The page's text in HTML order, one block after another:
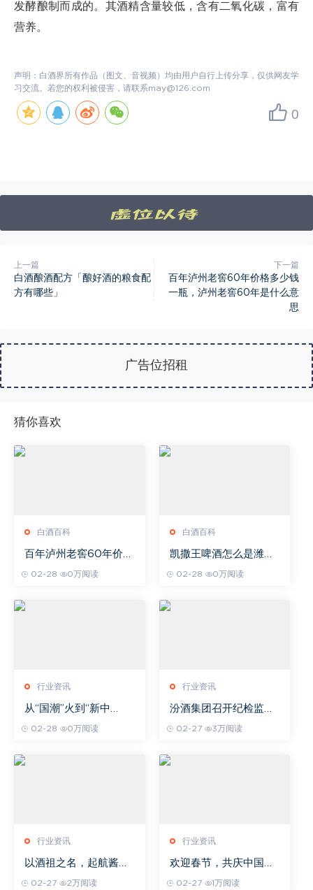
发酵酿制而成的。其酒精含量较低，含有二氧化碳，富有
营养。
声明：白酒界所有作品（图文、音视频）均由用户自行上传分享，仅供网友学
习交流。若您的权利被侵害，请联系may@126.com
0
上一篇
白酒酿酒配方「酿好酒的粮食配
方有哪些」
下一篇
百年泸州老窖60年价格多少钱
一瓶，泸州老窖60年是什么意
思
广告位招租
猜你喜欢
白酒百科
百年泸州老窖60年价格
60年是什么意思
02-28 0万阅读
白酒百科
凯撒王啤酒怎么是潍坊
价格42度多少钱一箱
02-28 0万阅读
行业资讯
从“国潮”火到“新中
还是引导？
02-28 0万阅读
行业资讯
汾酒集团召开纪检监察
会
02-27 3万阅读
行业资讯
以酒祖之名，起航酱香
之巅——贵州杜康酱香
02-27 2万阅读
行业资讯
欢迎春节，共庆中国
年！茅台亮相2024南
02-27 1万阅读